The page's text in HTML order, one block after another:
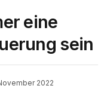
eine
sein
2022